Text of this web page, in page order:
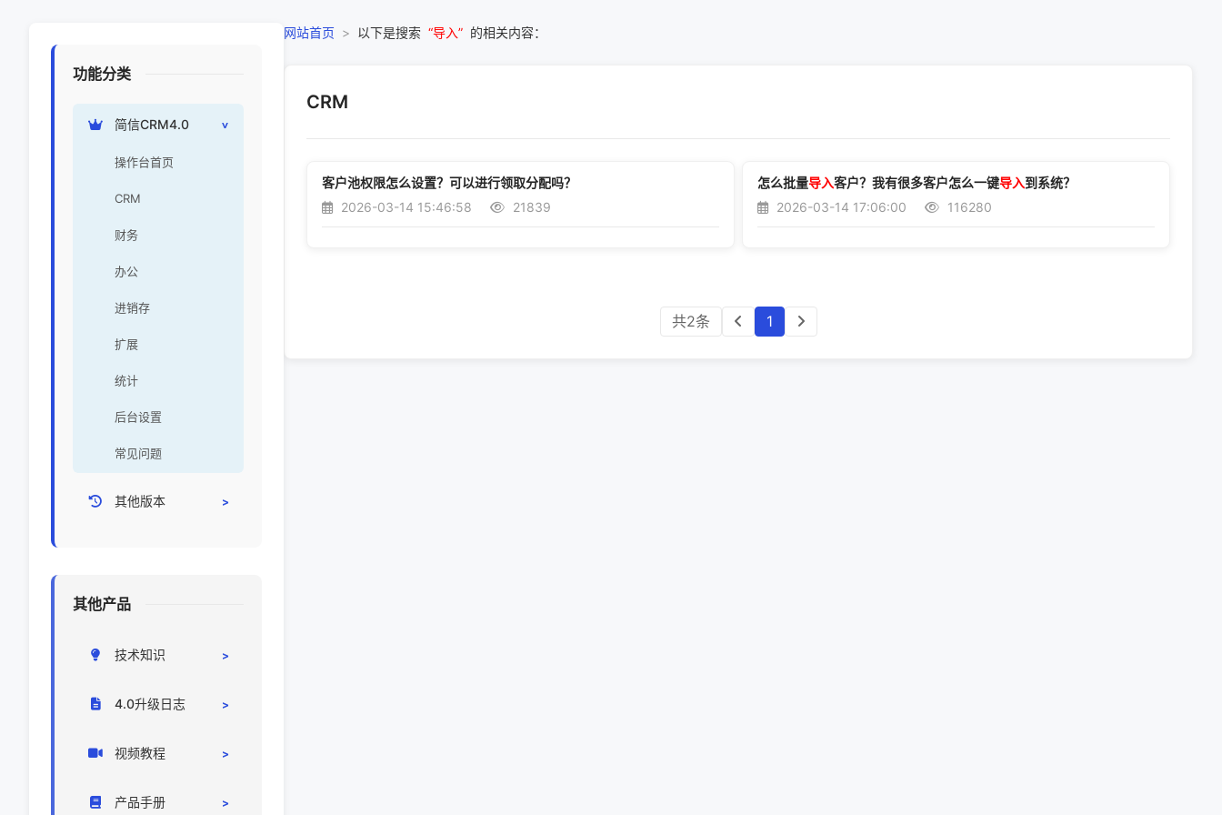
功能分类
简信CRM4.0
操作台首页
CRM
财务
办公
进销存
扩展
统计
后台设置
常见问题
其他版本
其他产品
技术知识
代码/环境
4.0升级日志
视频教程
产品手册
网站首页 > 以下是搜索 “导入” 的相关内容：
CRM
客户池权限怎么设置？可以进行领取分配吗？
2026-03-14 15:46:58
21839
怎么批量导入客户？我有很多客户怎么一键导入到系统？
2026-03-14 17:06:00
116280
共2条 1